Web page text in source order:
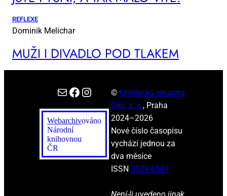
REFLEXE
Dominik Melichar
MUŽI I DI­VA­DLO POD TLA­KEM
E-mail Facebook Instagram
Webarchivováno
Národní
knihovnou
ČR
© Umělecká skupina
Dílo, z. s., Praha
2024–2026
Nové číslo časopisu
vychází jednou za
dva měsíce
ISSN 3029-6501